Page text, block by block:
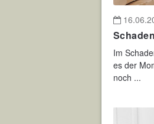
Im
es der
noch ...